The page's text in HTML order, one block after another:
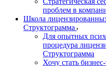
проблем в
Школа
Структограмма
Для опытных
процедура
Структограмма
Хочу стать